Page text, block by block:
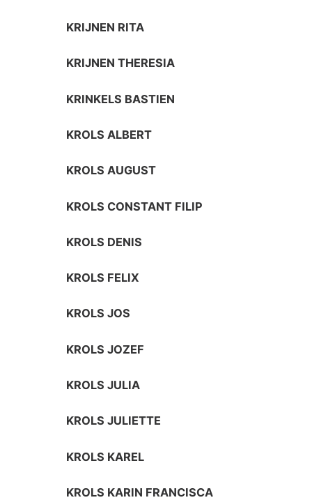
KRIJNEN RITA
KRIJNEN THERESIA
KRINKELS BASTIEN
KROLS ALBERT
KROLS AUGUST
KROLS CONSTANT FILIP
KROLS DENIS
KROLS FELIX
KROLS JOS
KROLS JOZEF
KROLS JULIA
KROLS JULIETTE
KROLS KAREL
KROLS KARIN FRANCISCA